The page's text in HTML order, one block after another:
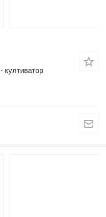
култиватор